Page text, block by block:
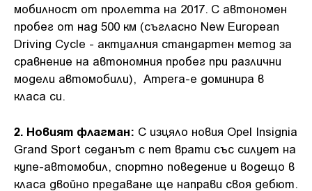
мобилност от пролетта на 2017. С автономен
пробег от над 500 км (съгласно New European
Driving Cycle - актуалния стандартен метод за
сравнение на автономния пробег при различни
модели автомобили), Ampera-e доминира в
класа си.
2. Новият флагман: С изцяло новия Opel Insignia
Grand Sport седанът с пет врати със силует на
купе-автомобил, спортно поведение и водещо в
класа двойно предаване ще направи своя дебют.